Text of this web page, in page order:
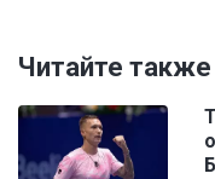
Читайте также